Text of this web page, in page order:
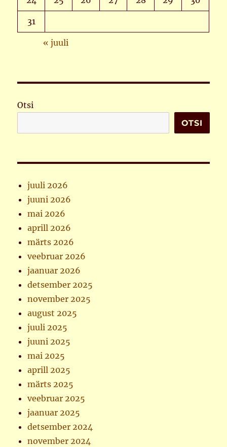
31
« juuli
Otsi
OTSI
juuli 2026
juuni 2026
mai 2026
aprill 2026
märts 2026
veebruar 2026
jaanuar 2026
detsember 2025
november 2025
august 2025
juuli 2025
juuni 2025
mai 2025
aprill 2025
märts 2025
veebruar 2025
jaanuar 2025
detsember 2024
november 2024